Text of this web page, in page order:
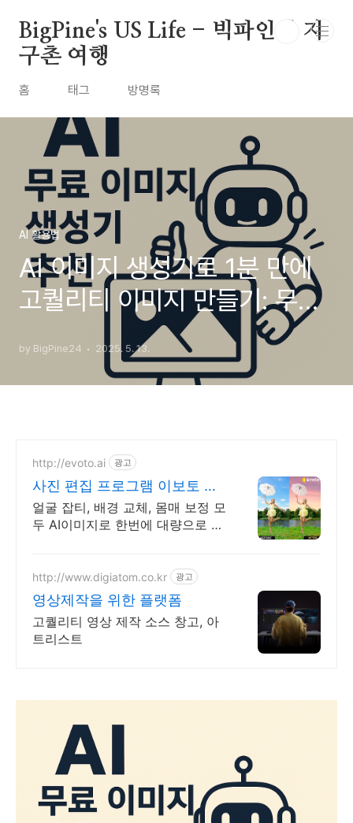
BigPine's US Life - 빅파인의 지
구촌 여행
홈 태그 방명록
AI 활용법
AI 이미지 생성기로 1분 만에
고퀄리티 이미지 만들기: 무료
AI 이미지 생성 사이트 3곳 추
천
by BigPine24 2025. 5. 13.
http://evoto.ai 광고
사진 편집 프로그램 이보토 대
량의 사진을 한번에 보정
얼굴 잡티, 배경 교체, 몸매 보정 모
두 AI이미지로 한번에 대량으로 편
http://www.digiatom.co.kr 광고
영상제작을 위한 플랫폼
고퀄리티 영상 제작 소스 창고, 아
트리스트